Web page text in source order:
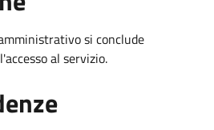
si conclude
al servizio.